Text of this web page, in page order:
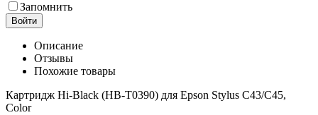
Запомнить
Войти
Описание
Отзывы
Похожие товары
Картридж Hi-Black (HB-T0390) для Epson Stylus C43/C45,
Color